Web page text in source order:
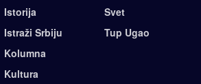
Istorija
Istraži Srbiju
Kolumna
Kultura
Svet
Tup Ugao